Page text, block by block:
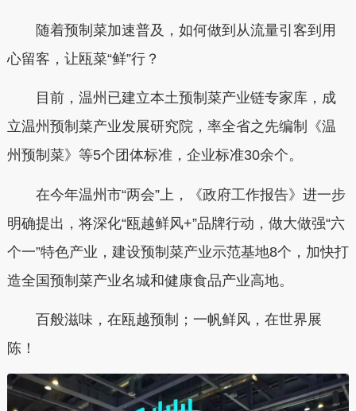
随着预制菜加速普及，如何做到从流量引客到用
心留客，让瓯菜“鲜”行？
目前，温州已建立本土预制菜产业链专家库，成
立温州预制菜产业发展研究院，率全省之先编制《温
州预制菜》等5个团体标准，企业标准30余个。
在今年温州市“两会”上，《政府工作报告》进一步
明确提出，将深化“瓯越鲜风+”品牌行动，做大做强“六
个一”特色产业，建设预制菜产业示范基地8个，加快打
造全国预制菜产业名城和健康食品产业高地。
百般滋味，在瓯越预制；一帆鲜风，在世界展
陈！